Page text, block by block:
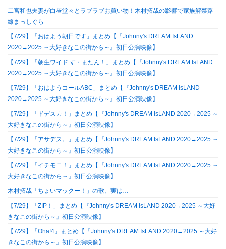
二宮和也夫妻が白昼堂々とラブラブお買い物！木村拓哉の影響で家族解禁路
線まっしぐら
【7/29】「おはよう朝日です」まとめ【『Johnny's DREAM IsLAND
2020→2025 ～大好きなこの街から～』初日公演映像】
【7/29】「朝生ワイド す・またん！」まとめ【『Johnny's DREAM IsLAND
2020→2025 ～大好きなこの街から～』初日公演映像】
【7/29】「おはようコールABC」まとめ【『Johnny's DREAM IsLAND
2020→2025 ～大好きなこの街から～』初日公演映像】
【7/29】「ドデスカ！」まとめ【『Johnny's DREAM IsLAND 2020→2025 ～
大好きなこの街から～』初日公演映像】
【7/29】「アサデス。」まとめ【『Johnny's DREAM IsLAND 2020→2025 ～
大好きなこの街から～』初日公演映像】
【7/29】「イチモニ！」まとめ【『Johnny's DREAM IsLAND 2020→2025 ～
大好きなこの街から～』初日公演映像】
木村拓哉「ちょいマックー！」の歌、実は…
【7/29】「ZIP！」まとめ【『Johnny's DREAM IsLAND 2020→2025 ～大好
きなこの街から～』初日公演映像】
【7/29】「Oha!4」まとめ【『Johnny's DREAM IsLAND 2020→2025 ～大好
きなこの街から～』初日公演映像】